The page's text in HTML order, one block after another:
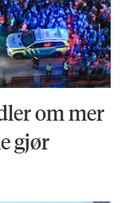
om mer
gjør